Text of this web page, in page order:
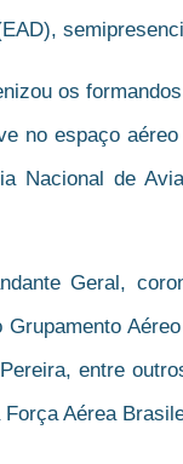
os
no espaço
Nacional de
Geral,
entre
Aérea